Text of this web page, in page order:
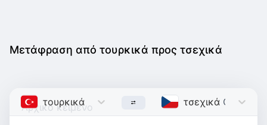
Μετάφραση από τουρκικά προς τσεχικά
τουρκικά Turkish τσεχικά Czech